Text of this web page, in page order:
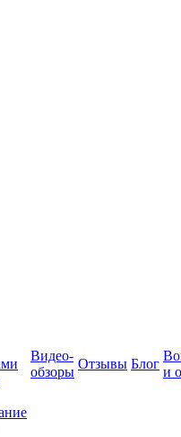
Видео-
обзоры
Отзывы Блог
и